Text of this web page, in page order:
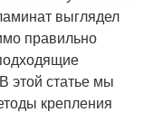
выглядел
правильно
этой статье мы
крепления